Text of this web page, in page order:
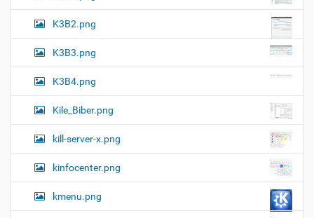
K3B2.png
K3B3.png
K3B4.png
Kile_Biber.png
kill-server-x.png
kinfocenter.png
kmenu.png